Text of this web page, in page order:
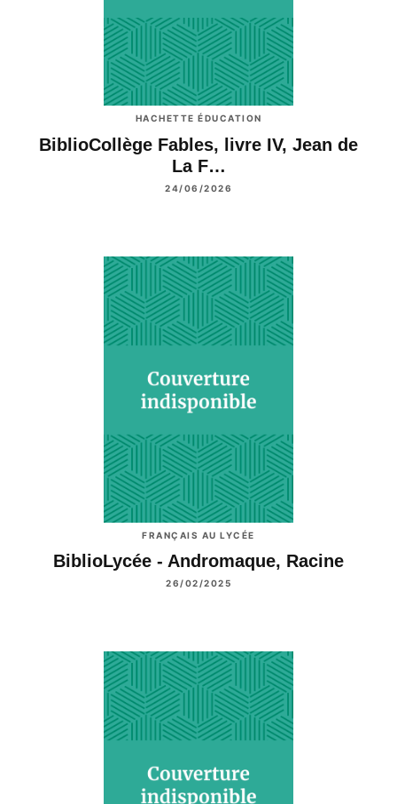
HACHETTE ÉDUCATION
BiblioCollège Fables, livre IV, Jean de
La F…
24/06/2026
FRANÇAIS AU LYCÉE
BiblioLycée - Andromaque, Racine
26/02/2025